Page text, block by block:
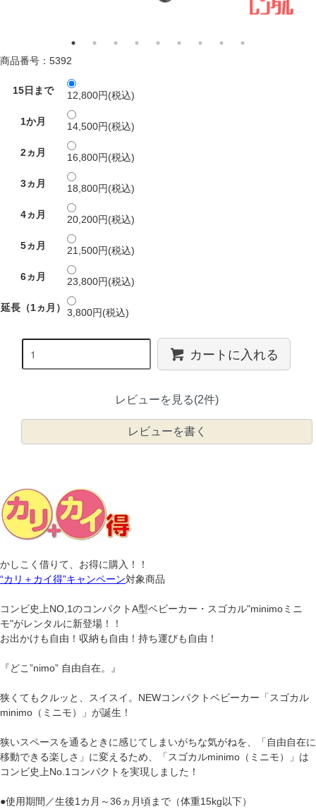
商品番号：5392
15日まで 12,800円(税込)
1か月 14,500円(税込)
2ヵ月 16,800円(税込)
3ヵ月 18,800円(税込)
4ヵ月 20,200円(税込)
5ヵ月 21,500円(税込)
6ヵ月 23,800円(税込)
延長（1ヵ月） 3,800円(税込)
カートに入れる
レビューを見る(2件)
レビューを書く
かしこく借りて、お得に購入！！
“カリ＋カイ得”キャンペーン対象商品
コンビ史上NO,1のコンパクトA型ベビーカー・スゴカル"minimoミニ
モ"がレンタルに新登場！！
お出かけも自由！収納も自由！持ち運びも自由！
『どこ”nimo” 自由自在。』
狭くてもクルッと、スイスイ。NEWコンパクトベビーカー「スゴカル
minimo（ミニモ）」が誕生！
狭いスペースを通るときに感じてしまいがちな気がねを、「自由自在に
移動できる楽しさ」に変えるため、「スゴカルminimo（ミニモ）」は
コンビ史上No.1コンパクトを実現しました！
●使用期間／生後1カ月～36ヵ月頃まで（体重15kg以下）